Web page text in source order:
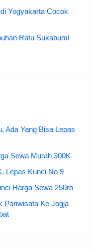
Yogyakarta Cocok
Ratu Sukabumi
Ada Yang Bisa Lepas
Sewa Murah 300K
Lepas Kunci No 9
Harga Sewa 250rb
Pariwisata Ke Jogja